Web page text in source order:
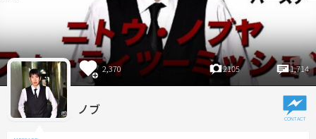
2,370 2105 1,714
ノブ